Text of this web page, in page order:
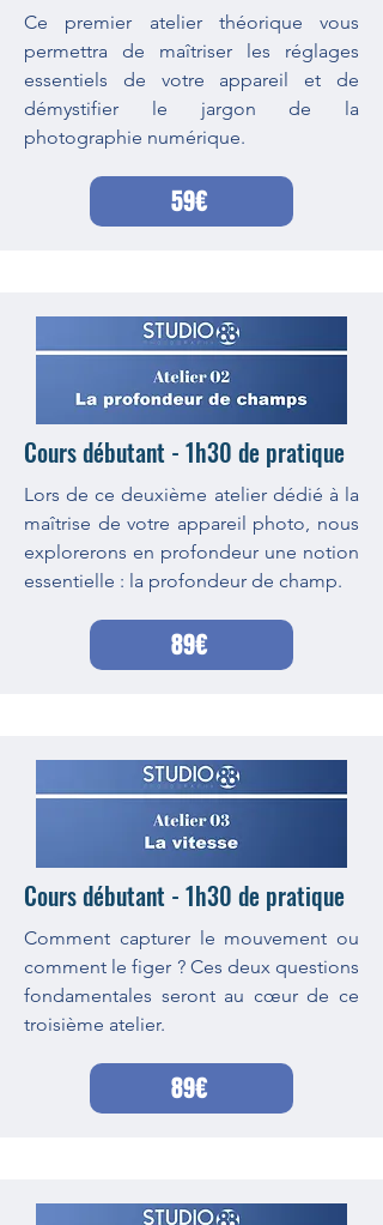
Ce premier atelier théorique vous
permettra de maîtriser les réglages
essentiels de votre appareil et de
démystifier le jargon de la
photographie numérique.
59€
Cours débutant - 1h30 de pratique
Lors de ce deuxième atelier dédié à la
maîtrise de votre appareil photo, nous
explorerons en profondeur une notion
essentielle : la profondeur de champ.
89€
Cours débutant - 1h30 de pratique
Comment capturer le mouvement ou
comment le figer ? Ces deux questions
fondamentales seront au cœur de ce
troisième atelier.
89€